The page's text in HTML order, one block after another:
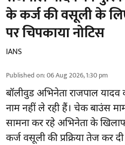
के कर्ज की वसूली के
पर चिपकाया नोटिस
IANS
Published on:06 Aug 2026, 1:30 pm
बॉलीवुडअभिनेता राजपाल यादव
नाम नहीं ले रही हैं। चेक बाउंस
सामना कर रहे अभिनेता के
कर्ज वसूली की प्रक्रिया तेज कर